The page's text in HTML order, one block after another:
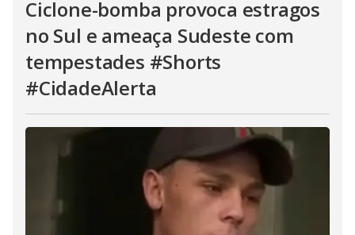
Ciclone-bomba provoca estragos
no Sul e ameaça Sudeste com
tempestades #Shorts
#CidadeAlerta